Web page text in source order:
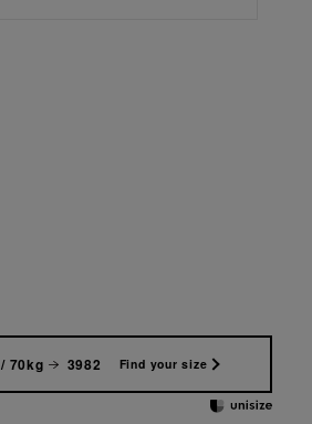
70kg 3982 Find your size